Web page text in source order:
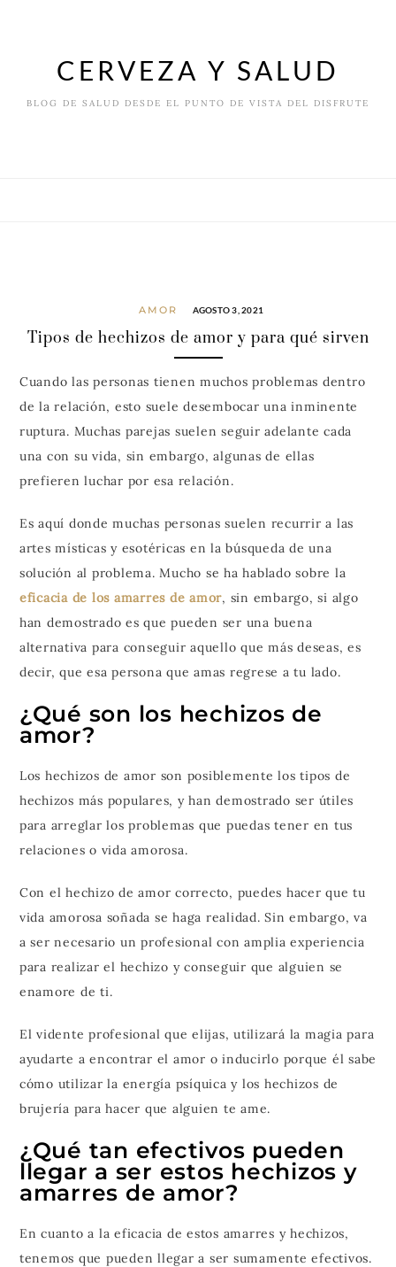
CERVEZA Y SALUD
BLOG DE SALUD DESDE EL PUNTO DE VISTA DEL DISFRUTE
AMOR AGOSTO 3, 2021
Tipos de hechizos de amor y para qué sirven
Cuando las personas tienen muchos problemas dentro
de la relación, esto suele desembocar una inminente
ruptura. Muchas parejas suelen seguir adelante cada
una con su vida, sin embargo, algunas de ellas
prefieren luchar por esa relación.
Es aquí donde muchas personas suelen recurrir a las
artes místicas y esotéricas en la búsqueda de una
solución al problema. Mucho se ha hablado sobre la
eficacia de los amarres de amor, sin embargo, si algo
han demostrado es que pueden ser una buena
alternativa para conseguir aquello que más deseas, es
decir, que esa persona que amas regrese a tu lado.
¿Qué son los hechizos de
amor?
Los hechizos de amor son posiblemente los tipos de
hechizos más populares, y han demostrado ser útiles
para arreglar los problemas que puedas tener en tus
relaciones o vida amorosa.
Con el hechizo de amor correcto, puedes hacer que tu
vida amorosa soñada se haga realidad. Sin embargo, va
a ser necesario un profesional con amplia experiencia
para realizar el hechizo y conseguir que alguien se
enamore de ti.
El vidente profesional que elijas, utilizará la magia para
ayudarte a encontrar el amor o inducirlo porque él sabe
cómo utilizar la energía psíquica y los hechizos de
brujería para hacer que alguien te ame.
¿Qué tan efectivos pueden
llegar a ser estos hechizos y
amarres de amor?
En cuanto a la eficacia de estos amarres y hechizos,
tenemos que pueden llegar a ser sumamente efectivos.